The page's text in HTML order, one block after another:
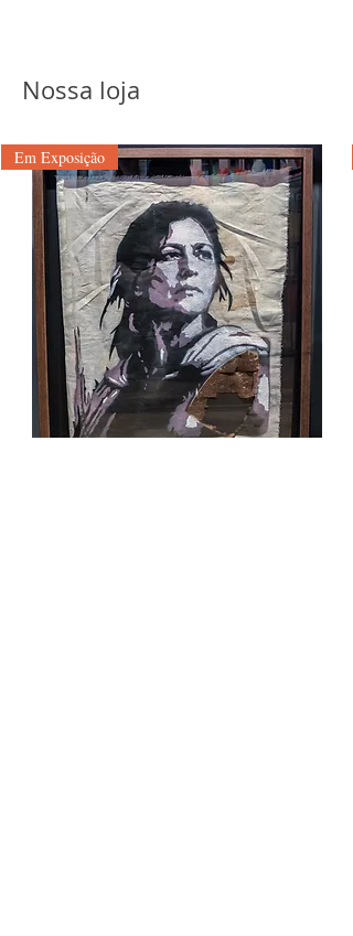
Educação Artística no ano de 1992. Sua
trajetória acadêmica compreende o ciclo
que, à época, conferia ao profissional uma
sólida base multidisciplinar e a
competência técnica para o exercício da
docência e da produção estética em
múltiplas linguagens
Nossa loja
Em Exposição